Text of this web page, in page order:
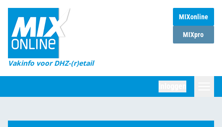
MIXonline
MIXpro
Vakinfo voor DHZ-(r)etail
Home
Magazines
DHZ Sessie
Marktcijfers